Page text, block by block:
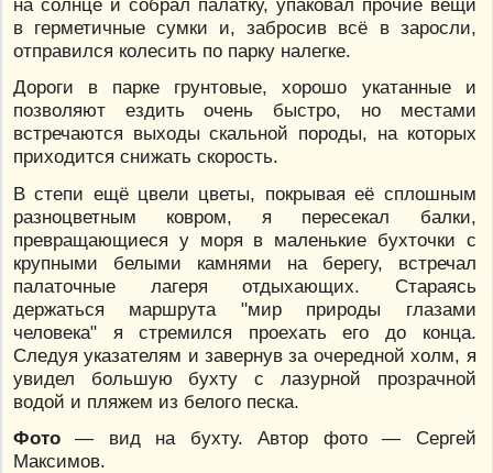
на солнце и собрал палатку, упаковал прочие вещи
в герметичные сумки и, забросив всё в заросли,
отправился колесить по парку налегке.
Дороги в парке грунтовые, хорошо укатанные и
позволяют ездить очень быстро, но местами
встречаются выходы скальной породы, на которых
приходится снижать скорость.
В степи ещё цвели цветы, покрывая её сплошным
разноцветным ковром, я пересекал балки,
превращающиеся у моря в маленькие бухточки с
крупными белыми камнями на берегу, встречал
палаточные лагеря отдыхающих. Стараясь
держаться маршрута "мир природы глазами
человека" я стремился проехать его до конца.
Следуя указателям и завернув за очередной холм, я
увидел большую бухту с лазурной прозрачной
водой и пляжем из белого песка.
Фото — вид на бухту. Автор фото — Сергей
Максимов.